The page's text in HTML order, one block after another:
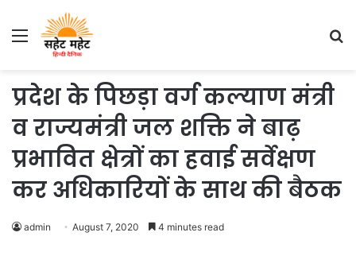
Menu
प्रदेश के पिछड़ा वर्ग कल्याण मंत्री
व राज्यमंत्री जल शक्ति ने बाढ़
प्रभावित क्षेत्रों का हवाई सर्वेक्षण
कर अधिकारियों के साथ की बैठक
admin August 7, 2020 4 minutes read